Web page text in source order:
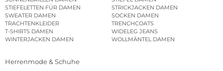
STIEFELETTEN FÜR DAMEN
STRICKJACKEN DAMEN
SWEATER DAMEN
SOCKEN DAMEN
TRACHTENKLEIDER
TRENCHCOATS
T-SHIRTS DAMEN
WIDELEG JEANS
WINTERJACKEN DAMEN
WOLLMÄNTEL DAMEN
Herrenmode & Schuhe